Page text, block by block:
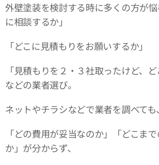
外壁塗装を検討する時に多くの方が
に相談するか」
「どこに見積もりをお願いするか」
「見積もりを２・３社取ったけど、ど
などの業者選び。
ネットやチラシなどで業者を調べても、
「どの費用が妥当なのか」「どこま
か」が分からず、